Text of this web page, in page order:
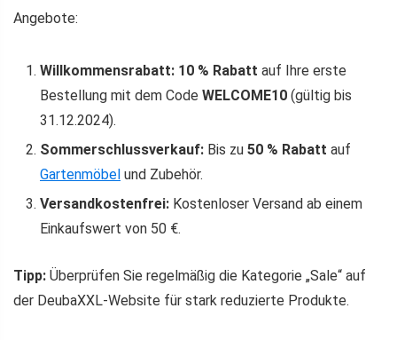
Angebote:
Willkommensrabatt: 10 % Rabatt auf Ihre erste
Bestellung mit dem Code WELCOME10 (gültig bis
31.12.2024).
Sommerschlussverkauf: Bis zu 50 % Rabatt auf
Gartenmöbel und Zubehör.
Versandkostenfrei: Kostenloser Versand ab einem
Einkaufswert von 50 €.
Tipp: Überprüfen Sie regelmäßig die Kategorie „Sale“ auf
der DeubaXXL-Website für stark reduzierte Produkte.